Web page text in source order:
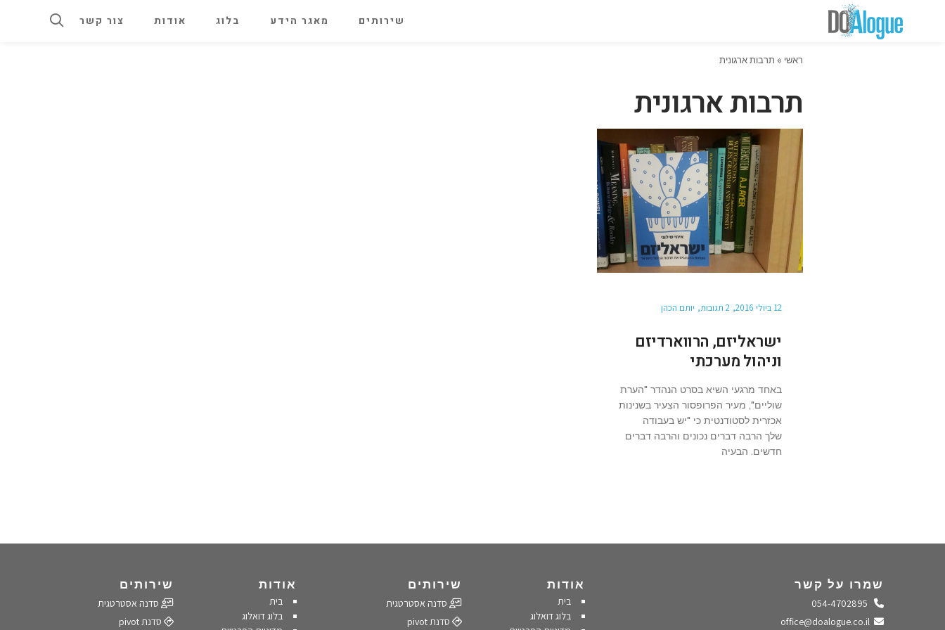
שירותים מאגר הידע בלוג אודות צור קשר
ראשי » תרבות ארגונית
תרבות ארגונית
12 ביולי 2016 2 תגובות יותם הכהן
ישראליזם, הרווארדיזם
וניהול מערכתי
באחד מרגעי השיא בסרט הנהדר "הערת
שוליים", מעיר הפרופסור הצעיר בשנינות
אכזרית לסטודנטית כי "יש בעבודה
שלך הרבה דברים נכונים והרבה דברים
חדשים. הבעיה
שמרו על קשר
התקשרו אלינו
שלחו מייל
אודות
בית
בלוג דואלוג
שירותים
סדנה אסטרטגית
סדנת pivot
אודות
בית
בלוג דואלוג
שירותים
סדנה אסטרטגית
סדנת pivot